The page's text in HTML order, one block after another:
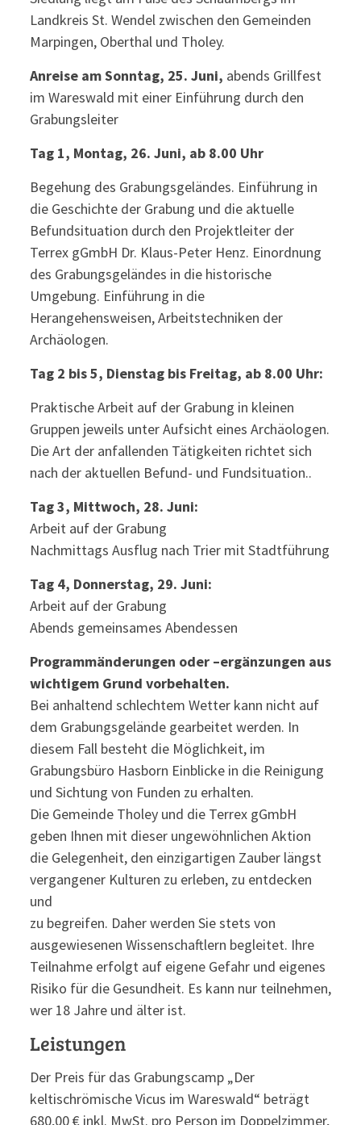
Landkreis St. Wendel zwischen den Gemeinden
Marpingen, Oberthal und Tholey.
Anreise am Sonntag, 25. Juni, abends Grillfest
im Wareswald mit einer Einführung durch den
Grabungsleiter
Tag 1, Montag, 26. Juni, ab 8.00 Uhr
Begehung des Grabungsgeländes. Einführung in
die Geschichte der Grabung und die aktuelle
Befundsituation durch den Projektleiter der
Terrex gGmbH Dr. Klaus-Peter Henz. Einordnung
des Grabungsgeländes in die historische
Umgebung. Einführung in die
Herangehensweisen, Arbeitstechniken der
Archäologen.
Tag 2 bis 5, Dienstag bis Freitag, ab 8.00 Uhr:
Praktische Arbeit auf der Grabung in kleinen
Gruppen jeweils unter Aufsicht eines Archäologen.
Die Art der anfallenden Tätigkeiten richtet sich
nach der aktuellen Befund- und Fundsituation..
Tag 3, Mittwoch, 28. Juni:
Arbeit auf der Grabung
Nachmittags Ausflug nach Trier mit Stadtführung
Tag 4, Donnerstag, 29. Juni:
Arbeit auf der Grabung
Abends gemeinsames Abendessen
Programmänderungen oder –ergänzungen aus
wichtigem Grund vorbehalten.
Bei anhaltend schlechtem Wetter kann nicht auf
dem Grabungsgelände gearbeitet werden. In
diesem Fall besteht die Möglichkeit, im
Grabungsbüro Hasborn Einblicke in die Reinigung
und Sichtung von Funden zu erhalten.
Die Gemeinde Tholey und die Terrex gGmbH
geben Ihnen mit dieser ungewöhnlichen Aktion
die Gelegenheit, den einzigartigen Zauber längst
vergangener Kulturen zu erleben, zu entdecken
und
zu begreifen. Daher werden Sie stets von
ausgewiesenen Wissenschaftlern begleitet. Ihre
Teilnahme erfolgt auf eigene Gefahr und eigenes
Risiko für die Gesundheit. Es kann nur teilnehmen,
wer 18 Jahre und älter ist.
Leistungen
Der Preis für das Grabungscamp „Der
keltischrömische Vicus im Wareswald“ beträgt
680,00 € inkl. MwSt. pro Person im Doppelzimmer,